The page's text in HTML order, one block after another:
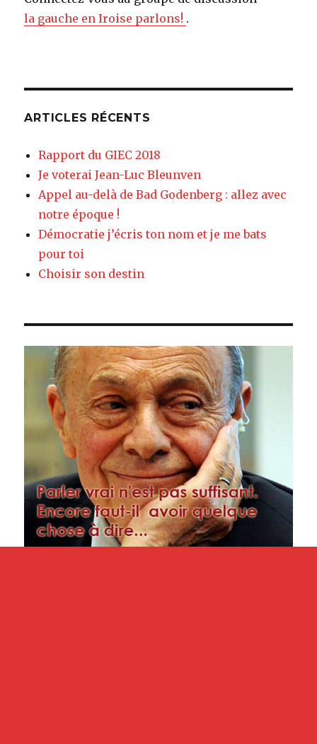
la gauche en Iroise parlons! .
ARTICLES RÉCENTS
Rapport du GIEC 2018
Je voterai Jean-Luc Bleunven
Appel au-delà de Bad Godenberg : allez avec
notre époque !
Démocratie j’écris ton nom et je me bats
pour toi
Choisir son destin